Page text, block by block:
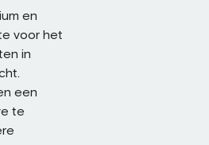
en
voor het
in
een
te